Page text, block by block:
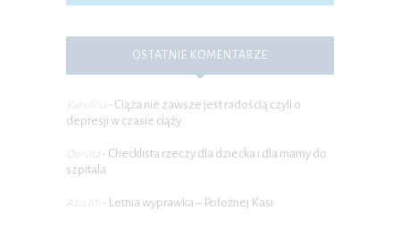
OSTATNIE KOMENTARZE
Karolina - Ciąża nie zawsze jest radością czyli o
depresji w czasie ciąży
Dorota - Checklista rzeczy dla dziecka i dla mamy do
szpitala
Asia Mi - Letnia wyprawka – Położnej Kasi